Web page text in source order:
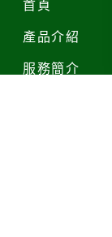
首頁
產品介紹
服務簡介